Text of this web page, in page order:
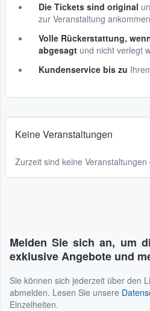
Die Tickets sind original
zur Veranstaltung ankommen
Volle Rückerstattung,
abgesagt und nicht verlegt
Kundenservice bis zu
Keine Veranstaltungen
Zurzeit sind keine Veranstaltungen
Melden Sie sich an, um
exklusive Angebote und
Sie können sich jederzeit über den
abmelden. Lesen Sie unsere
Einzelheiten.